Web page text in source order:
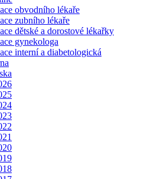
obvodního lékaře
zubního lékaře
dětské a dorostové lékařky
gynekologa
interní a diabetologická